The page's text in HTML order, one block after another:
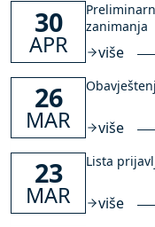
30
APR
zanimanja
više
26
MAR više
23
MAR
Lista
više